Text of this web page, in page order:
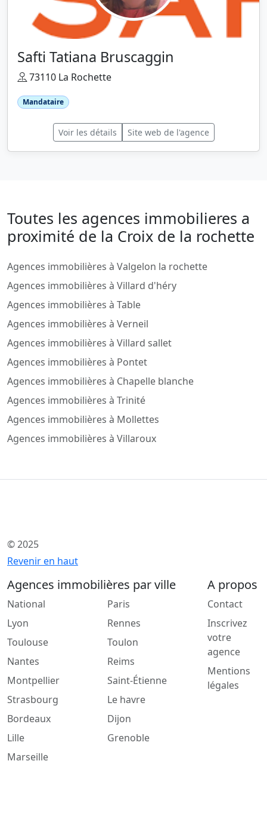
Safti Tatiana Bruscaggin
73110 La Rochette
Mandataire
Voir les détails Site web de l'agence
Toutes les agences immobilieres a
proximité de la Croix de la rochette
Agences immobilières à Valgelon la rochette
Agences immobilières à Villard d'héry
Agences immobilières à Table
Agences immobilières à Verneil
Agences immobilières à Villard sallet
Agences immobilières à Pontet
Agences immobilières à Chapelle blanche
Agences immobilières à Trinité
Agences immobilières à Mollettes
Agences immobilières à Villaroux
© 2025
Revenir en haut
Agences immobilières par ville
National
Lyon
Toulouse
Nantes
Montpellier
Strasbourg
Bordeaux
Lille
Marseille
Paris
Rennes
Toulon
Reims
Saint-Étienne
Le havre
Dijon
Grenoble
A propos
Contact
Inscrivez
votre
agence
Mentions
légales